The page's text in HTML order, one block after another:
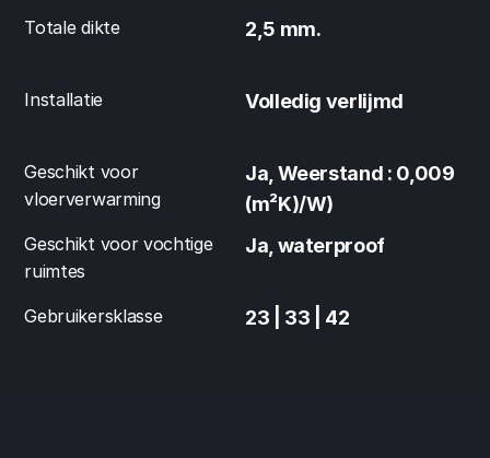
Totale dikte 2,5 mm.
Installatie Volledig verlijmd
Geschikt voor
vloerverwarming
Ja, Weerstand : 0,009
(m²K)/W)
Geschikt voor vochtige
ruimtes
Ja, waterproof
Gebruikersklasse 23 | 33 | 42